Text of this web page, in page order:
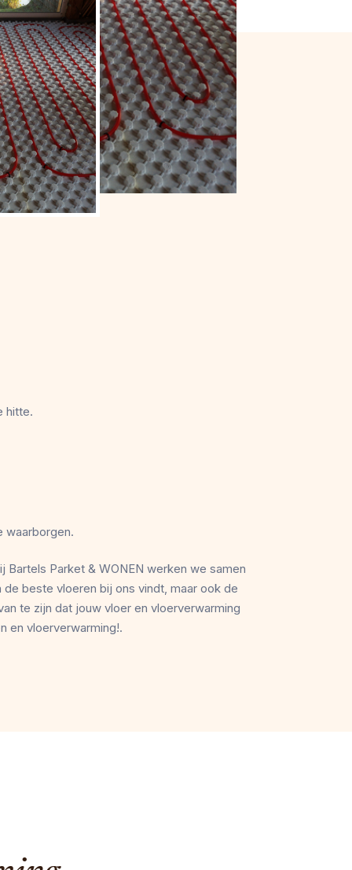
hitte.
waarborgen.
Bartels Parket & WONEN werken we samen
de beste vloeren bij ons vindt, maar ook de
te zijn dat jouw vloer en vloerverwarming
en vloerverwarming!.